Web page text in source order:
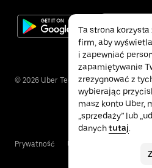
© 2026 Uber Technologies Inc.
Prywatność Ułatwienia dostępu
Ta strona
firm, aby
i zapewniać
zapamiętywanie
zrezygnować z
wybierając
masz konto Uber,
„sprzedaży” lub
danychtutaj.